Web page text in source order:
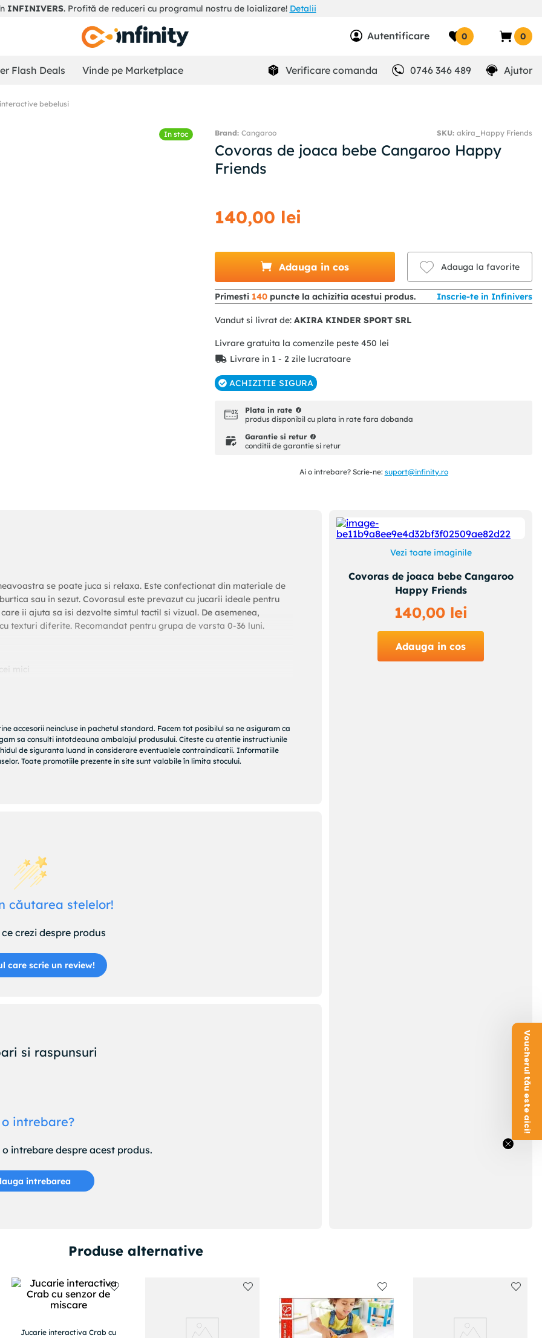
INFINIVERS. Profită de reduceri cu programul nostru de loializare! Detalii
Autentificare 0 0
Flash Deals Vinde pe Marketplace Verificare comanda 0746 346 489 Ajutor
bebelusi
In stoc Cangaroo SKU: akira_Happy Friends
Covoras de joaca bebe Cangaroo Happy
Friends
140,00 lei
Adauga in cos Adauga la favorite
Primesti 140 puncte la achizitia acestui produs. Inscrie-te in Infinivers
Vandut si livrat de: AKIRA KINDER SPORT SRL
Livrare gratuita la comenzile peste 450 lei
Livrare in 1 - 2 zile lucratoare
ACHIZITIE SIGURA
Plata in rate
produs disponibil cu plata in rate fara dobanda
Garantie si retur
conditii de garantie si retur
Ai o intrebare? Scrie-ne: suport@infinity.ro
se poate juca si relaxa. Este confectionat din materiale de
sau in sezut. Covorasul este prevazut cu jucarii ideale pentru
ii ajuta sa isi dezvolte simtul tactil si vizual. De asemenea,
texturi diferite. Recomandat pentru grupa de varsta 0-36 luni.
mici
accesorii neincluse in pachetul standard. Facem tot posibilul sa ne asiguram ca
sa consulti intotdeauna ambalajul produsului. Citeste cu atentie instructiunile
de siguranta luand in considerare eventualele contraindicatii. Informatiile
Toate promotiile prezente in site sunt valabile în limita stocului.
căutarea stelelor!
crezi despre produs
care scrie un review!
si raspunsuri
intrebare?
intrebare despre acest produs.
intrebarea
Vezi toate imaginile
Covoras de joaca bebe Cangaroo
Happy Friends
140,00 lei
Adauga in cos
Produse alternative
Jucarie interactiva Crab cu
Voucherul tău este aici!